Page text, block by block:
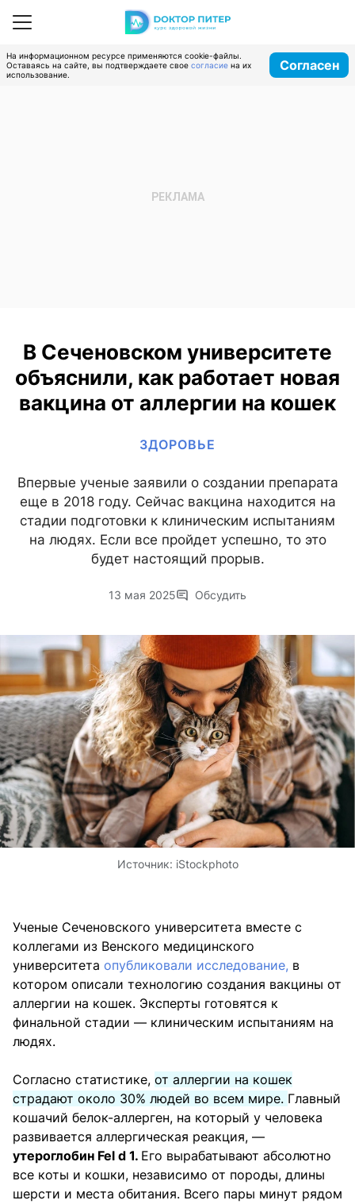
На информационном ресурсе применяются cookie-файлы.
Оставаясь на сайте, вы подтверждаете свое согласие на их
использование.
Согласен
В Сеченовском университете
объяснили, как работает новая
вакцина от аллергии на кошек
ЗДОРОВЬЕ
Впервые ученые заявили о создании препарата
еще в 2018 году. Сейчас вакцина находится на
стадии подготовки к клиническим испытаниям
на людях. Если все пройдет успешно, то это
будет настоящий прорыв.
13 мая 2025 Обсудить
Источник: iStockphoto
Ученые Сеченовского университета вместе с
коллегами из Венского медицинского
университета опубликовали исследование, в
котором описали технологию создания вакцины от
аллергии на кошек. Эксперты готовятся к
финальной стадии — клиническим испытаниям на
людях.
Согласно статистике, от аллергии на кошек
страдают около 30% людей во всем мире. Главный
кошачий белок-аллерген, на который у человека
развивается аллергическая реакция, —
утероглобин Fel d 1. Его вырабатывают абсолютно
все коты и кошки, независимо от породы, длины
шерсти и места обитания. Всего пары минут рядом